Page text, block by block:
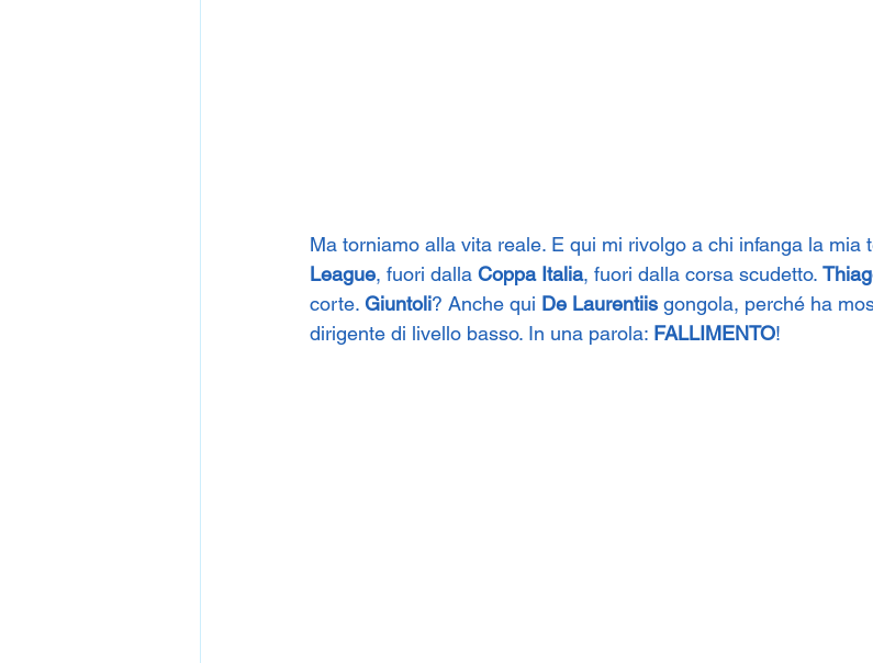
Ma torniamo alla vita reale. E qui mi rivolgo a chi infanga la mia
League, fuori dalla Coppa Italia, fuori dalla corsa scudetto.
corte. Giuntoli? Anche qui De Laurentiis gongola, perché ha
dirigente di livello basso. In una parola: FALLIMENTO!